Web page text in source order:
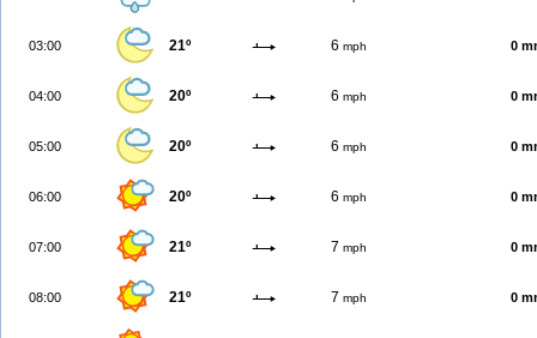
03:00 21º 6 mph 0
04:00 20º 6 mph 0
05:00 20º 6 mph 0
06:00 20º 6 mph 0
07:00 21º 7 mph 0
08:00 21º 7 mph 0